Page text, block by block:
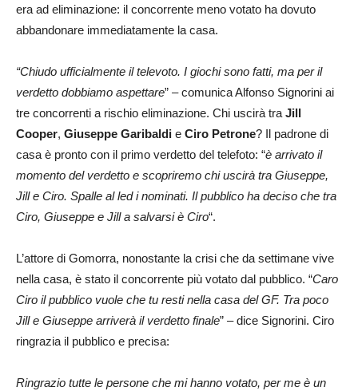
era ad eliminazione: il concorrente meno votato ha dovuto
abbandonare immediatamente la casa.
“Chiudo ufficialmente il televoto. I giochi sono fatti, ma per il
verdetto dobbiamo aspettare” –comunica Alfonso Signorini ai
tre concorrenti a rischio eliminazione. Chi uscirà traJill
Cooper, Giuseppe Garibaldi e Ciro Petrone? Il padrone di
casa è pronto con il primo verdetto del telefoto: “è arrivato il
momento del verdetto e scopriremo chi uscirà tra Giuseppe,
Jill e Ciro. Spalle al led i nominati. Il pubblico ha deciso che tra
Ciro, Giuseppe e Jill a salvarsi è Ciro“.
L’attore di Gomorra, nonostante la crisi che da settimane vive
nella casa, è stato il concorrente più votato dal pubblico. “Caro
Ciro il pubblico vuole che tu resti nella casa del GF. Tra poco
Jill e Giuseppe arriverà il verdetto finale” – dice Signorini. Ciro
ringrazia il pubblico e precisa:
Ringrazio tutte le persone che mi hanno votato, per me è un